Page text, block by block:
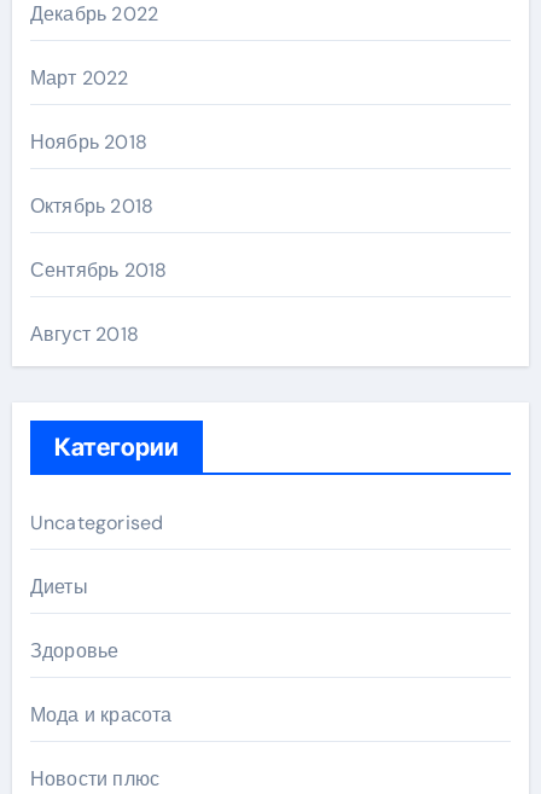
Декабрь 2022
Март 2022
Ноябрь 2018
Октябрь 2018
Сентябрь 2018
Август 2018
Категории
Uncategorised
Диеты
Здоровье
Мода и красота
Новости плюс